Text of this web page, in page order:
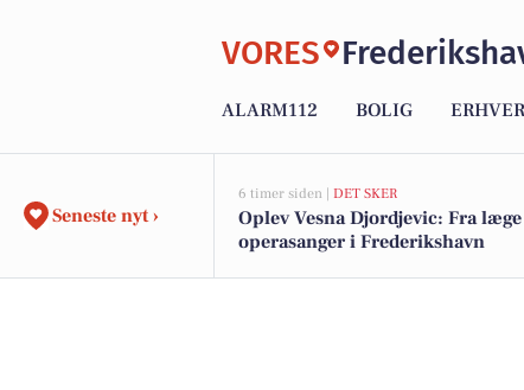
VORES
ALARM112 BOLIG
Seneste nyt ›
6 timer siden | DET SKER
Oplev Vesna Djordjevic: Fra
operasanger i Frederikshavn